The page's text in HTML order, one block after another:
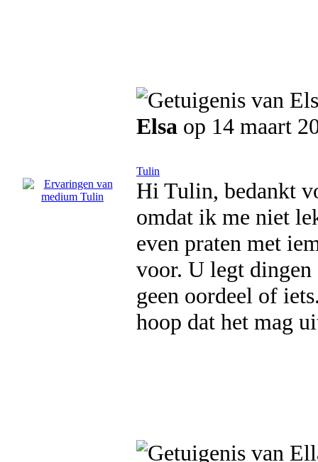
Elsa op 14 maart
Tulin
Hi Tulin, bedankt
omdat ik me niet
even praten met
voor. U legt
geen oordeel of
hoop dat het mag